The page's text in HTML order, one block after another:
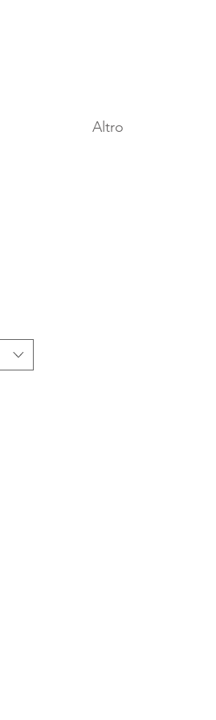
Altro